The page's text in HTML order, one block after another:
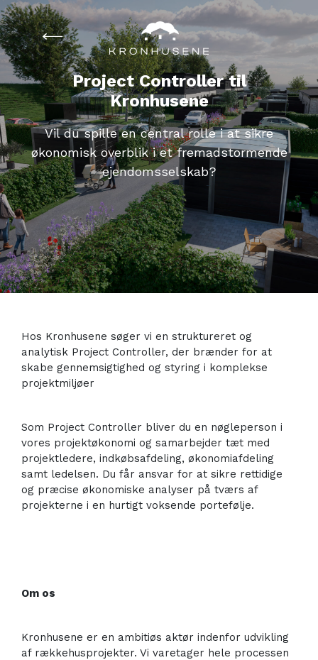
Project Controller til
Kronhusene
Vil du spille en central rolle i at sikre
økonomisk overblik i et fremadstormende
ejendomsselskab?
Hos Kronhusene søger vi en struktureret og
analytisk Project Controller, der brænder for at
skabe gennemsigtighed og styring i komplekse
projektmiljøer
Som Project Controller bliver du en nøgleperson i
vores projektøkonomi og samarbejder tæt med
projektledere, indkøbsafdeling, økonomiafdeling
samt ledelsen. Du får ansvar for at sikre rettidige
og præcise økonomiske analyser på tværs af
projekterne i en hurtigt voksende portefølje.
Om os
Kronhusene er en ambitiøs aktør indenfor udvikling
af rækkehusprojekter. Vi varetager hele processen